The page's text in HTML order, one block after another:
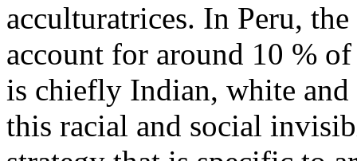
acculturatrices. In Peru,
account for around 10 %
is chiefly Indian, white
this racial and social